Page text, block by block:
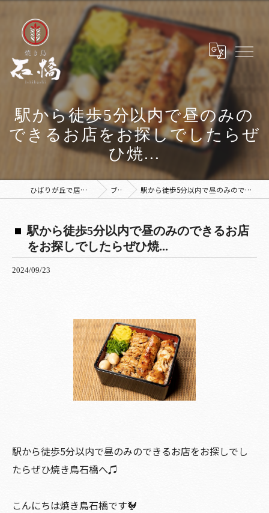
駅から徒歩5分以内で昼のみの
できるお店をお探しでしたらぜ
ひ焼...
ひばりが丘で居酒屋なら焼き鳥 石橋 ブログ 駅から徒歩5分以内で昼のみのできるお店をお探しでしたらぜひ焼...
駅から徒歩5分以内で昼のみのできるお店
をお探しでしたらぜひ焼...
2024/09/23
駅から徒歩5分以内で昼のみのできるお店をお探しでし
たらぜひ焼き鳥石橋へ♫
こんにちは焼き鳥石橋です🐓